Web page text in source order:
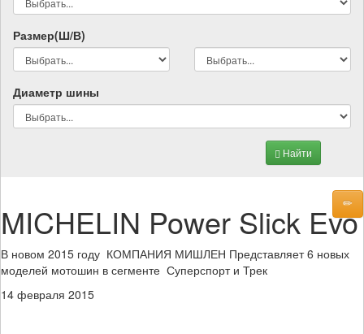
Размер(Ш/В)
Диаметр шины
Найти
MICHELIN Power Slick Evo
В новом 2015 году КОМПАНИЯ МИШЛЕН Представляет 6 новых
моделей мотошин в сегменте Суперспорт и Трек
14 февраля 2015